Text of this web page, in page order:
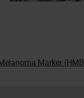
Marker